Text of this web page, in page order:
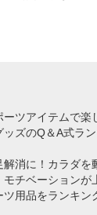
ーツアイテムで楽
ズのQ＆A式ラ
消に！カラダを
モチベーション
用品をランキン